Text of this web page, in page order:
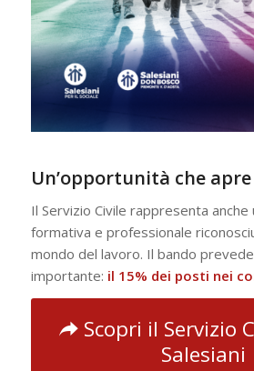
Un’opportunità che
Il Servizio Civile rappresenta anche
formativa e professionale
mondo del lavoro. Il bando
importante: il 15% dei posti nei
Scopri il Servizio
Salesiani